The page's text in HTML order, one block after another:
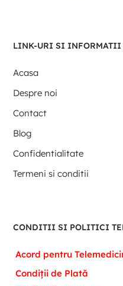
LINK-URI SI INFORMATII
Acasa
Despre noi
Contact
Blog
Confidentialitate
Termeni si conditii
CONDITII SI POLITICI
Acord pentru
Condiții de Plată